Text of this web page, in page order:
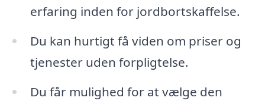
erfaring inden for jordbortskaffelse.
Du kan hurtigt få viden om priser og
tjenester uden forpligtelse.
Du får mulighed for at vælge den